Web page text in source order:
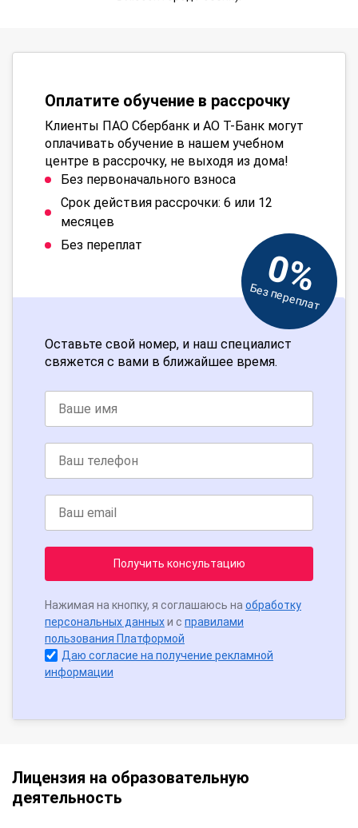
Оплатите обучение в рассрочку
Клиенты ПАО Сбербанк и АО Т-Банк могут
оплачивать обучение в нашем учебном
центре в рассрочку, не выходя из дома!
Без первоначального взноса
Срок действия рассрочки: 6 или 12
месяцев
Без переплат
0%
Без переплат
Оставьте свой номер, и наш специалист
свяжется с вами в ближайшее время.
Получить консультацию
Нажимая на кнопку, я соглашаюсь на обработку
персональных данныхи с правилами
пользования Платформой
Даю согласие на получение рекламной
информации
Лицензия на образовательную
деятельность